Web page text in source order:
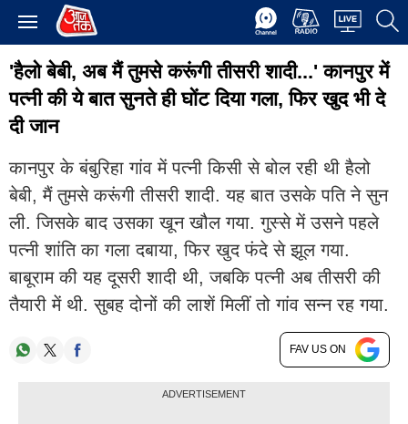
'हैलो बेबी, अब मैं तुमसे करूंगी तीसरी शादी...' कानपुर में
पत्नी की ये बात सुनते ही घोंट दिया गला, फिर खुद भी दे
दी जान
कानपुर के बंबुरिहा गांव में पत्नी किसी से बोल रही थी हैलो
बेबी, मैं तुमसे करूंगी तीसरी शादी. यह बात उसके पति ने सुन
ली. जिसके बाद उसका खून खौल गया. गुस्से में उसने पहले
पत्नी शांति का गला दबाया, फिर खुद फंदे से झूल गया.
बाबूराम की यह दूसरी शादी थी, जबकि पत्नी अब तीसरी की
तैयारी में थी. सुबह दोनों की लाशें मिलीं तो गांव सन्न रह गया.
FAV US ON
ADVERTISEMENT